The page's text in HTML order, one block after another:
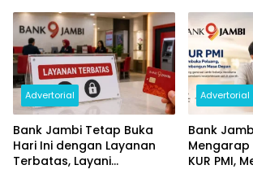
Advertorial
Bank Jambi Tetap Buka
Hari Ini dengan Layanan
Terbatas, Layani
Advertorial
Bank
Mengarap
KUR PMI,